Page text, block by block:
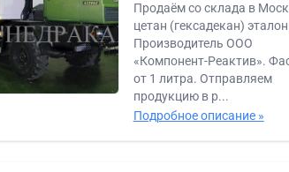
Продаём со склада в
цетан (гексадекан)
Производитель ООО
«Компонент-Реактив».
от 1 литра. Отправляем
продукцию в р...
Подробное описание »